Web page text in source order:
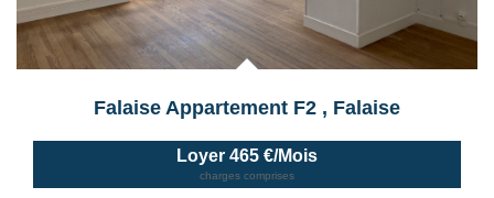
Falaise Appartement F2 , Falaise
Loyer 465 €/mois
charges comprises